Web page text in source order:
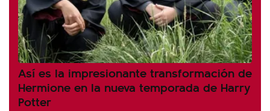
Así es la impresionante transformación de
Hermione en la nueva temporada de Harry
Potter